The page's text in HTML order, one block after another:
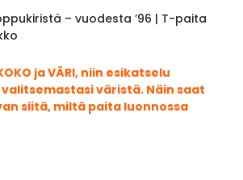
– vuodesta ’96 | T-paita
ja VÄRI, niin esikatselu
väristä. Näin saat
siitä, miltä paita luonnossa